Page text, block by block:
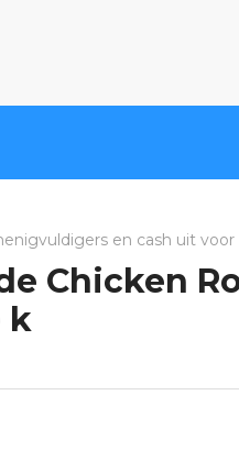
en cash uit voor
Chicken
k